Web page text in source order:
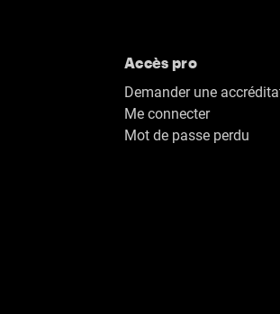
Accès pro
Demander une
Me connecter
Mot de passe perdu